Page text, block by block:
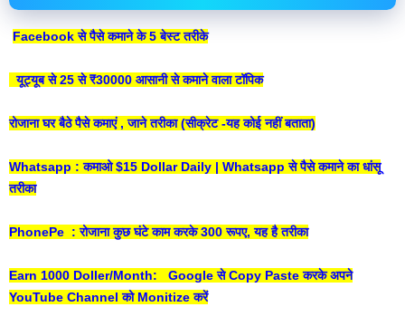
Facebook से पैसे कमाने के 5 बेस्ट तरीके
यूट्यूब से 25 से ₹30000 आसानी से कमाने वाला टॉपिक
रोजाना घर बैठे पैसे कमाएं , जाने तरीका (सीक्रेट -यह कोई नहीं बताता)
Whatsapp : कमाओ $15 Dollar Daily | Whatsapp से पैसे कमाने का धांसू
तरीका
PhonePe : रोजाना कुछ घंटे काम करके 300 रूपए, यह है तरीका
Earn 1000 Doller/Month: Google से Copy Paste करके अपने
YouTube Channel को Monitize करें